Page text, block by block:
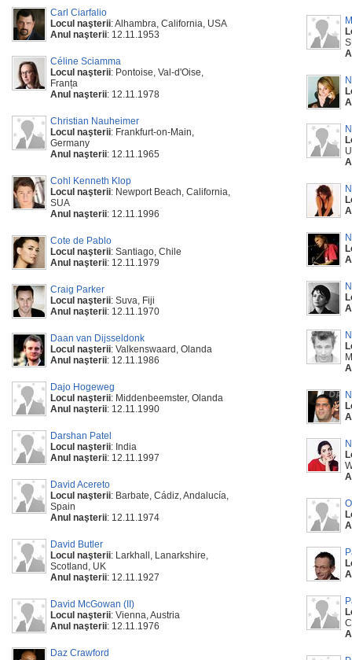
Carl Ciarfalio
Locul naşterii: Alhambra, California, USA
Anul naşterii: 12.11.1953
Céline Sciamma
Locul naşterii: Pontoise, Val-d'Oise,
Franța
Anul naşterii: 12.11.1978
Christian Nauheimer
Locul naşterii: Frankfurt-on-Main,
Germany
Anul naşterii: 12.11.1965
Cohl Kenneth Klop
Locul naşterii: Newport Beach, California,
SUA
Anul naşterii: 12.11.1996
Cote de Pablo
Locul naşterii: Santiago, Chile
Anul naşterii: 12.11.1979
Craig Parker
Locul naşterii: Suva, Fiji
Anul naşterii: 12.11.1970
Daan van Dijsseldonk
Locul naşterii: Valkenswaard, Olanda
Anul naşterii: 12.11.1986
Dajo Hogeweg
Locul naşterii: Middenbeemster, Olanda
Anul naşterii: 12.11.1990
Darshan Patel
Locul naşterii: India
Anul naşterii: 12.11.1997
David Acereto
Locul naşterii: Barbate, Cádiz, Andalucía,
Spain
Anul naşterii: 12.11.1974
David Butler
Locul naşterii: Larkhall, Lanarkshire,
Scotland, UK
Anul naşterii: 12.11.1927
David McGowan (II)
Locul naşterii: Vienna, Austria
Anul naşterii: 12.11.1976
Daz Crawford